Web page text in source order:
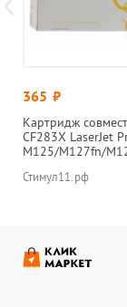
365 руб.
Картридж
CF283X LaserJet
M125/M127fn/
Стимул11.рф